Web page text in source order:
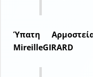
Ύπατη
MireilleGIRARD